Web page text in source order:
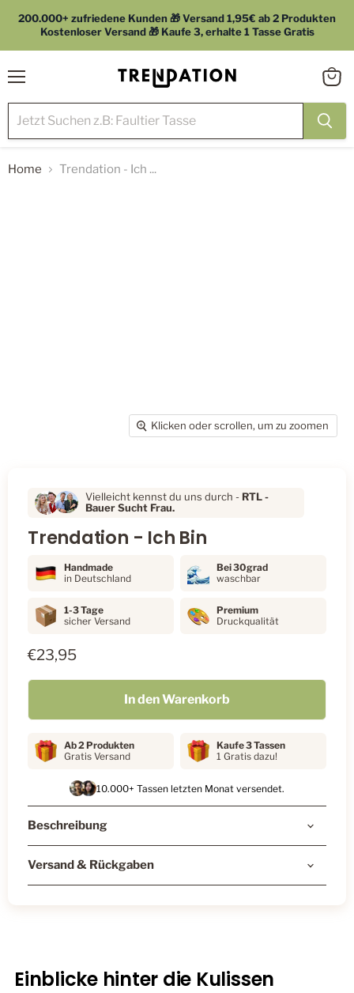
200.000+ zufriedene Kunden 🎁 Versand 1,95€ ab 2 Produkten
Kostenloser Versand 🎁 Kaufe 3, erhalte 1 Tasse Gratis
Home Trendation - Ich ...
Klicken oder scrollen, um zu zoomen
Vielleicht kennst du uns durch - RTL-
Bauer Sucht Frau.
Trendation - Ich Bin
Handmade
in Deutschland
Bei 30grad
waschbar
1-3 Tage
sicher Versand
Premium
Druckqualität
€23,95
In den Warenkorb
Ab 2 Produkten
Gratis Versand
Kaufe 3 Tassen
1 Gratis dazu!
10.000+ Tassen letzten Monat versendet.
Beschreibung
Versand & Rückgaben
Einblicke hinter die Kulissen